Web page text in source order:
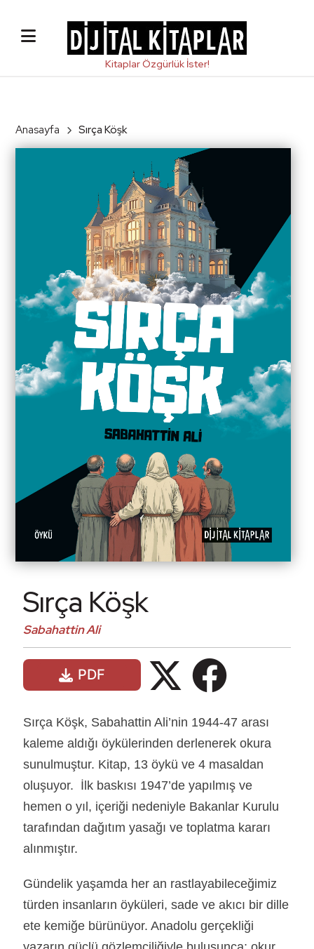
Anasayfa Sırça Köşk
Sırça Köşk
Sabahattin Ali
PDF
Sırça Köşk, Sabahattin Ali’nin 1944-47 arası
kaleme aldığı öykülerinden derlenerek okura
sunulmuştur. Kitap, 13 öykü ve 4 masaldan
oluşuyor. İlk baskısı 1947’de yapılmış ve
hemen o yıl, içeriği nedeniyle Bakanlar Kurulu
tarafından dağıtım yasağı ve toplatma kararı
alınmıştır.
Gündelik yaşamda her an rastlayabileceğimiz
türden insanların öyküleri, sade ve akıcı bir dille
ete kemiğe bürünüyor. Anadolu gerçekliği